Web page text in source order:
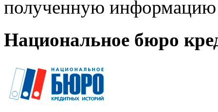
полученную информацию
Национальное бюро